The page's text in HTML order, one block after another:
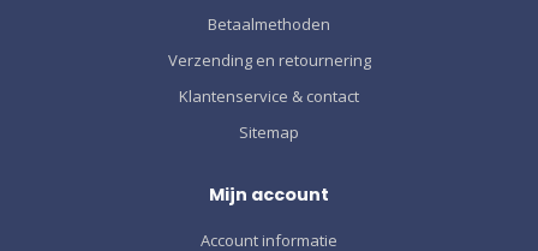
Betaalmethoden
Verzending en retournering
Klantenservice & contact
Sitemap
Mijn account
Account informatie